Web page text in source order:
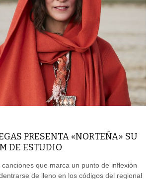
PRESENTA «NORTEÑA» SU
DE ESTUDIO
que marca un punto de inflexión
de lleno en los códigos del regional